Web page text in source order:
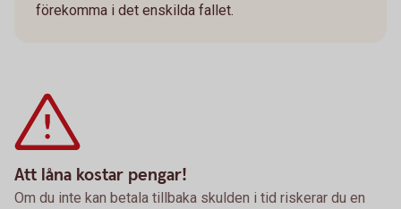
förekomma i det enskilda fallet.
Att låna kostar pengar!
Om du inte kan betala tillbaka skulden i tid riskerar du en